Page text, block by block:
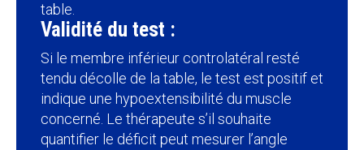
table.
Validité du test :
Si le membre inférieur controlatéral resté
tendu décolle de la table, le test est positif et
indique une hypoextensibilité du muscle
concerné. Le thérapeute s’il souhaite
quantifier le déficit peut mesurer l’angle